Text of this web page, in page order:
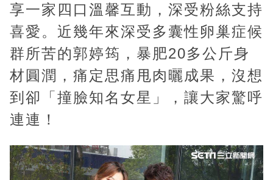
享一家四口溫馨互動，深受粉絲支持
喜愛。近幾年來深受多囊性卵巢症候
群所苦的郭婷筠，暴肥20多公斤身
材圓潤，痛定思痛甩肉曬成果，沒想
到卻「撞臉知名女星」，讓大家驚呼
連連！